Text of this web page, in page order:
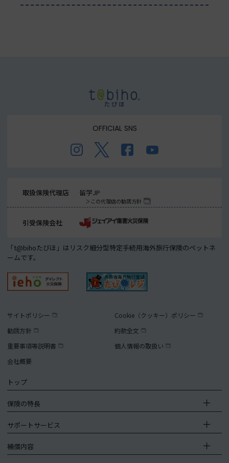
OFFICIAL SNS
取扱保険代理店 留学JP
この代理店の勧誘方針
引受保険会社
「t@bihoたびほ」はリスク細分型特定手続用海外旅行保険のペットネ
ームです。
サイトポリシー
Cookie（クッキー）ポリシー
勧誘方針
約款全文
重要事項等説明書
個人情報の取扱い
会社概要
トップ
保険の特長
サポートサービス
補償内容